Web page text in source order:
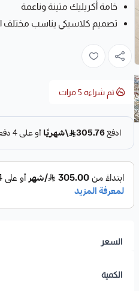
خامة أكريليك متينة وناعمة
تصميم كلاسيكي يناسب مختلف
تم شراءه 5مرات
السعر
الكمية